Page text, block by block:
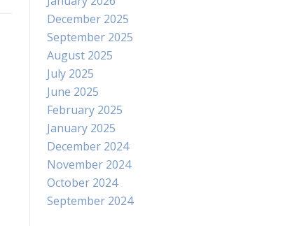
December 2025
September 2025
August 2025
July 2025
June 2025
February 2025
January 2025
December 2024
November 2024
October 2024
September 2024